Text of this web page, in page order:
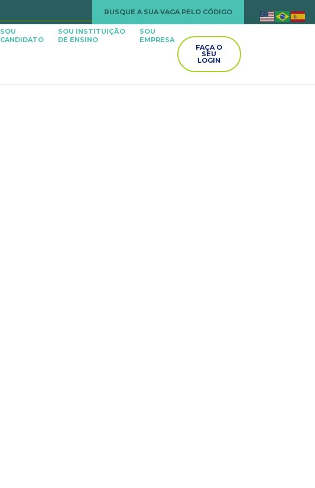
BUSQUE A SUA VAGA PELO CÓDIGO
SOU
CANDIDATO
SOU INSTITUIÇÃO
DE ENSINO
SOU
EMPRESA
FAÇA O
SEU
LOGIN